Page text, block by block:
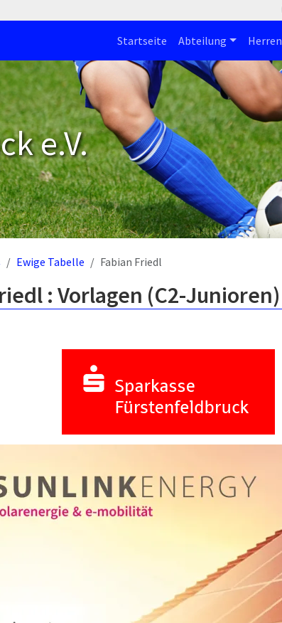
Startseite Abteilung Herren
e.V.
Ewige Tabelle Fabian Friedl
: Vorlagen (C2-Junioren)